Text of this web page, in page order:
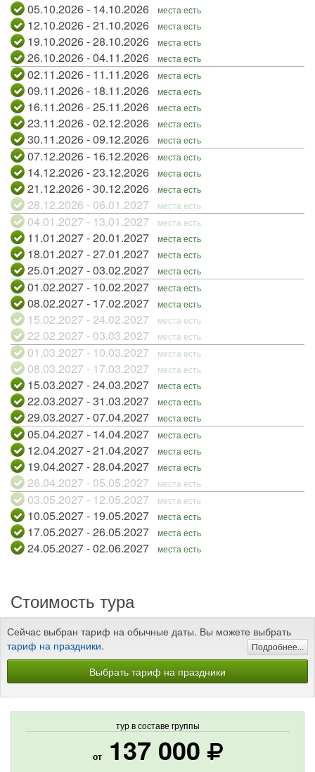
05.10.2026 - 14.10.2026 места есть
12.10.2026 - 21.10.2026 места есть
19.10.2026 - 28.10.2026 места есть
26.10.2026 - 04.11.2026 места есть
02.11.2026 - 11.11.2026 места есть
09.11.2026 - 18.11.2026 места есть
16.11.2026 - 25.11.2026 места есть
23.11.2026 - 02.12.2026 места есть
30.11.2026 - 09.12.2026 места есть
07.12.2026 - 16.12.2026 места есть
14.12.2026 - 23.12.2026 места есть
21.12.2026 - 30.12.2026 места есть
28.12.2026 - 06.01.2027 места есть
04.01.2027 - 13.01.2027 места есть
11.01.2027 - 20.01.2027 места есть
18.01.2027 - 27.01.2027 места есть
25.01.2027 - 03.02.2027 места есть
01.02.2027 - 10.02.2027 места есть
08.02.2027 - 17.02.2027 места есть
15.02.2027 - 24.02.2027 места есть
22.02.2027 - 03.03.2027 места есть
01.03.2027 - 10.03.2027 места есть
08.03.2027 - 17.03.2027 места есть
15.03.2027 - 24.03.2027 места есть
22.03.2027 - 31.03.2027 места есть
29.03.2027 - 07.04.2027 места есть
05.04.2027 - 14.04.2027 места есть
12.04.2027 - 21.04.2027 места есть
19.04.2027 - 28.04.2027 места есть
26.04.2027 - 05.05.2027 места есть
03.05.2027 - 12.05.2027 места есть
10.05.2027 - 19.05.2027 места есть
17.05.2027 - 26.05.2027 места есть
24.05.2027 - 02.06.2027 места есть
Стоимость тура
Сейчас выбран тариф на обычные даты. Вы можете выбрать
тариф на праздники. Подробнее...
Выбрать тариф на праздники
тур в составе группы
от137 000